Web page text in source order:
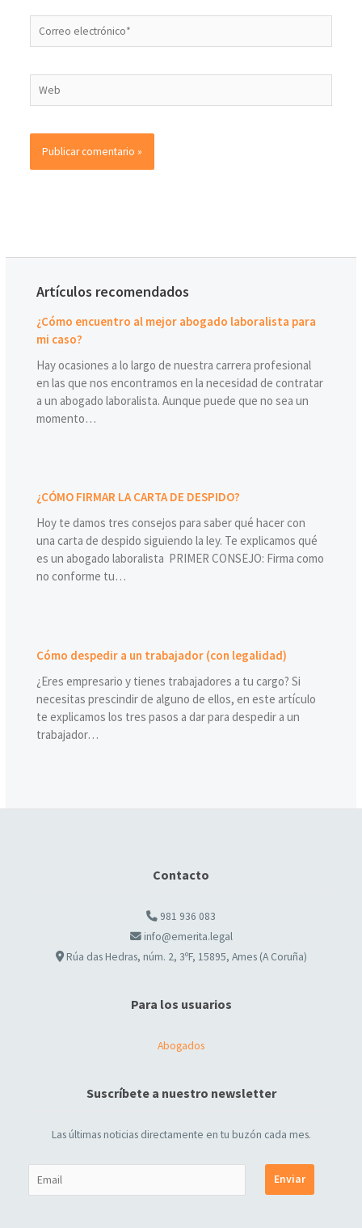
Artículos recomendados
¿Cómo encuentro al mejor abogado laboralista para
mi caso?
Hay ocasiones a lo largo de nuestra carrera profesional
en las que nos encontramos en la necesidad de contratar
a un abogado laboralista. Aunque puede que no sea un
momento…
¿CÓMO FIRMAR LA CARTA DE DESPIDO?
Hoy te damos tres consejos para saber qué hacer con
una carta de despido siguiendo la ley. Te explicamos qué
es un abogado laboralista PRIMER CONSEJO: Firma como
no conforme tu…
Cómo despedir a un trabajador (con legalidad)
¿Eres empresario y tienes trabajadores a tu cargo? Si
necesitas prescindir de alguno de ellos, en este artículo
te explicamos los tres pasos a dar para despedir a un
trabajador…
Contacto
981 936 083
info@emerita.legal
Rúa das Hedras, núm. 2, 3ºF, 15895, Ames (A Coruña)
Para los usuarios
Abogados
Suscríbete a nuestro newsletter
Las últimas noticias directamente en tu buzón cada mes.